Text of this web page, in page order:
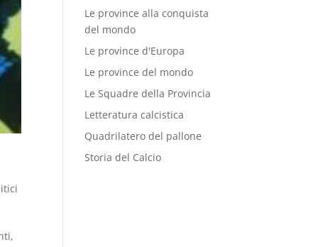
Le province alla conquista
del mondo
Le province d'Europa
Le province del mondo
Le Squadre della Provincia
Letteratura calcistica
Quadrilatero del pallone
Storia del Calcio